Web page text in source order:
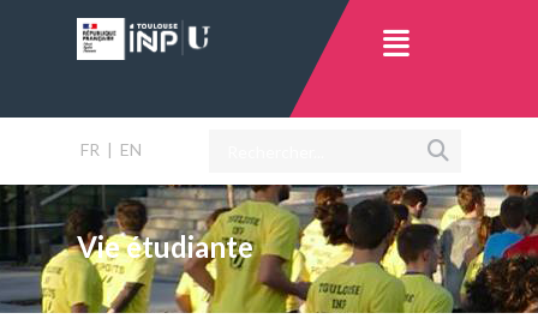
FR | EN
Vie étudiante